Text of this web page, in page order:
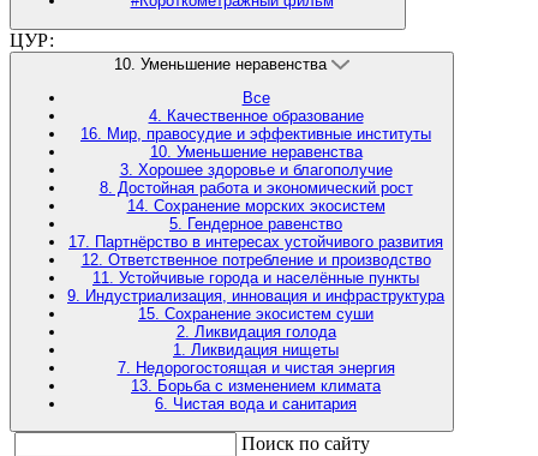
ЦУР:
10. Уменьшение неравенства
Все
4. Качественное образование
16. Мир, правосудие и эффективные институты
10. Уменьшение неравенства
3. Хорошее здоровье и благополучие
8. Достойная работа и экономический рост
14. Сохранение морских экосистем
5. Гендерное равенство
17. Партнёрство в интересах устойчивого развития
12. Ответственное потребление и производство
11. Устойчивые города и населённые пункты
9. Индустриализация, инновация и инфраструктура
15. Сохранение экосистем суши
2. Ликвидация голода
1. Ликвидация нищеты
7. Недорогостоящая и чистая энергия
13. Борьба с изменением климата
6. Чистая вода и санитария
Поиск по сайту